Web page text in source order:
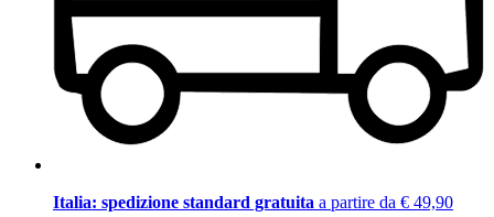
Italia: spedizione standard gratuita a partire da € 49,90